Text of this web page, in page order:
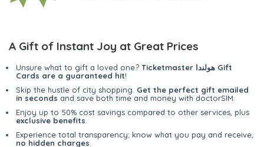
A Gift of Instant Joy at Great Prices
Unsure what to gift a loved one? Ticketmaster هولندا Gift
Cards are a guaranteed hit!
Skip the hustle of city shopping. Get the perfect gift emailed
in seconds and save both time and money with doctorSIM.
Enjoy up to 50% cost savings compared to other services, plus
exclusive benefits
Experience total transparency; know what you pay and receive,
no hidden charges